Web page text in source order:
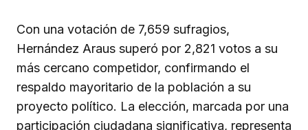
Con una votación de 7,659 sufragios,
Hernández Araus superó por 2,821 votos a su
más cercano competidor, confirmando el
respaldo mayoritario de la población a su
proyecto político. La elección, marcada por una
participación ciudadana significativa, representa